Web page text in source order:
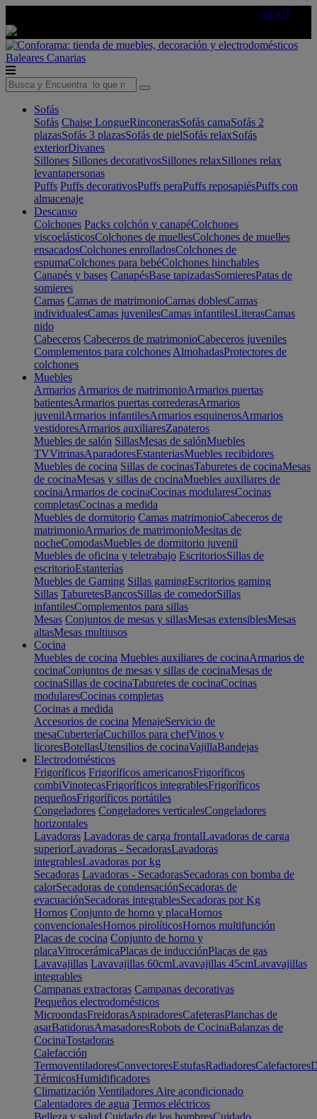
AQUÍ
Baleares Canarias
Sofás
Sofás Chaise LongueRinconerasSofás camaSofás 2
plazasSofás 3 plazasSofás de pielSofás relaxSofás
exteriorDivanes
Sillones Sillones decorativosSillones relaxSillones relax
levantapersonas
Puffs Puffs decorativosPuffs peraPuffs reposapiésPuffs con
almacenaje
Descanso
Colchones Packs colchón y canapéColchones
viscoelásticosColchones de muellesColchones de muelles
ensacadosColchones enrolladosColchones de
espumaColchones para bebéColchones hinchables
Canapés y bases CanapésBase tapizadasSomieresPatas de
somieres
Camas Camas de matrimonioCamas doblesCamas
individualesCamas juvenilesCamas infantilesLiterasCamas
nido
Cabeceros Cabeceros de matrimonioCabeceros juveniles
Complementos para colchones AlmohadasProtectores de
colchones
Muebles
Armarios Armarios de matrimonioArmarios puertas
batientesArmarios puertas correderasArmarios
juvenilArmarios infantilesArmarios esquinerosArmarios
vestidoresArmarios auxiliaresZapateros
Muebles de salón SillasMesas de salónMuebles
TVVitrinasAparadoresEstanteriasMuebles recibidores
Muebles de cocina Sillas de cocinasTaburetes de cocinaMesas
de cocinaMesas y sillas de cocinaMuebles auxiliares de
cocinaArmarios de cocinaCocinas modularesCocinas
completasCocinas a medida
Muebles de dormitorio Camas matrimonioCabeceros de
matrimonioArmarios de matrimonioMesitas de
nocheComodasMuebles de dormitorio juvenil
Muebles de oficina y teletrabajo EscritoriosSillas de
escritorioEstanterías
Muebles de Gaming Sillas gamingEscritorios gaming
Sillas TaburetesBancosSillas de comedorSillas
infantilesComplementos para sillas
Mesas Conjuntos de mesas y sillasMesas extensiblesMesas
altasMesas multiusos
Cocina
Muebles de cocina Muebles auxiliares de cocinaArmarios de
cocinaConjuntos de mesas y sillas de cocinaMesas de
cocinaSillas de cocinaTaburetes de cocinaCocinas
modularesCocinas completas
Cocinas a medida
Accesorios de cocina MenajeServicio de
mesaCuberteríaCuchillos para chefVinos y
licoresBotellasUtensilios de cocinaVajillaBandejas
Electrodomésticos
Frigoríficos Frigoríficos americanosFrigoríficos
combiVinotecasFrigoríficos integrablesFrigoríficos
pequeñosFrigoríficos portátiles
Congeladores Congeladores verticalesCongeladores
horizontales
Lavadoras Lavadoras de carga frontalLavadoras de carga
superiorLavadoras - SecadorasLavadoras
integrablesLavadoras por kg
Secadoras Lavadoras - SecadorasSecadoras con bomba de
calorSecadoras de condensaciónSecadoras de
evacuaciónSecadoras integrablesSecadoras por Kg
Hornos Conjunto de horno y placaHornos
convencionalesHornos pirolíticosHornos multifunción
Placas de cocina Conjunto de horno y
placaVitrocerámicaPlacas de inducciónPlacas de gas
Lavavajillas Lavavajillas 60cmLavavajillas 45cmLavavajillas
integrables
Campanas extractoras Campanas decorativas
Pequeños electrodomésticos
MicroondasFreidorasAspiradoresCafeterasPlanchas de
asarBatidorasAmasadoresRobots de CocinaBalanzas de
CocinaTostadoras
Calefacción
TermoventiladoresConvectoresEstufasRadiadoresCalefactores
TérmicosHumidificadores
Climatización Ventiladores Aire acondicionado
Calentadores de agua Termos eléctricos
Belleza y salud Cuidado de los hombresCuidado